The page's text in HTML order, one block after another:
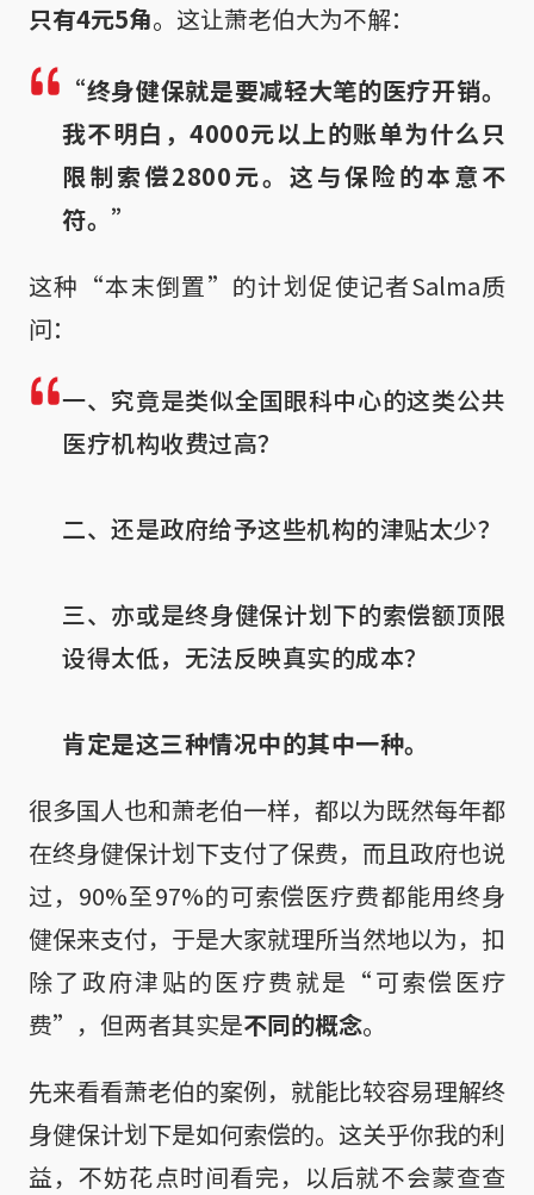
只有4元5角。这让萧老伯大为不解：
“终身健保就是要减轻大笔的医疗开销。
我不明白，4000元以上的账单为什么只
限制索偿2800元。这与保险的本意不
符。”
这种“本末倒置”的计划促使记者Salma质
问：
一、究竟是类似全国眼科中心的这类公共
医疗机构收费过高？
二、还是政府给予这些机构的津贴太少？
三、亦或是终身健保计划下的索偿额顶限
设得太低，无法反映真实的成本？
肯定是这三种情况中的其中一种。
很多国人也和萧老伯一样，都以为既然每年都
在终身健保计划下支付了保费，而且政府也说
过，90%至97%的可索偿医疗费都能用终身
健保来支付，于是大家就理所当然地以为，扣
除了政府津贴的医疗费就是“可索偿医疗
费”，但两者其实是不同的概念。
先来看看萧老伯的案例，就能比较容易理解终
身健保计划下是如何索偿的。这关乎你我的利
益，不妨花点时间看完，以后就不会蒙查查